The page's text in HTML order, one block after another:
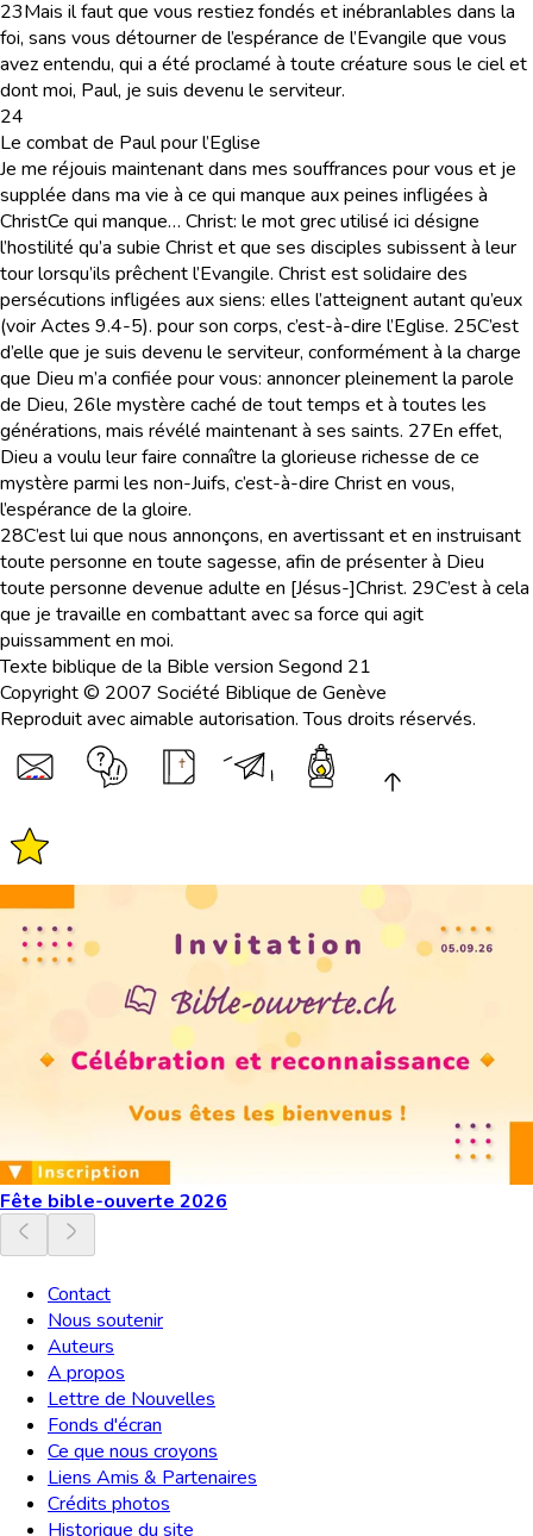
23Mais il faut que vous restiez fondés et inébranlables dans la
foi, sans vous détourner de l’espérance de l’Evangile que vous
avez entendu, qui a été proclamé à toute créature sous le ciel et
dont moi, Paul, je suis devenu le serviteur.
24
Le combat de Paul pour l’Eglise
Je me réjouis maintenant dans mes souffrances pour vous et je
supplée dans ma vie à ce qui manque aux peines infligées à
ChristCe qui manque… Christ: le mot grec utilisé ici désigne
l’hostilité qu’a subie Christ et que ses disciples subissent à leur
tour lorsqu’ils prêchent l’Evangile. Christ est solidaire des
persécutions infligées aux siens: elles l’atteignent autant qu’eux
(voir Actes 9.4-5). pour son corps, c’est-à-dire l’Eglise. 25C’est
d’elle que je suis devenu le serviteur, conformément à la charge
que Dieu m’a confiée pour vous: annoncer pleinement la parole
de Dieu, 26le mystère caché de tout temps et à toutes les
générations, mais révélé maintenant à ses saints. 27En effet,
Dieu a voulu leur faire connaître la glorieuse richesse de ce
mystère parmi les non-Juifs, c’est-à-dire Christ en vous,
l’espérance de la gloire.
28C’est lui que nous annonçons, en avertissant et en instruisant
toute personne en toute sagesse, afin de présenter à Dieu
toute personne devenue adulte en [Jésus-]Christ. 29C’est à cela
que je travaille en combattant avec sa force qui agit
puissamment en moi.
Texte biblique de la Bible version Segond 21
Copyright © 2007 Société Biblique de Genève
Reproduit avec aimable autorisation. Tous droits réservés.
Fête bible-ouverte 2026
Contact
Nous soutenir
Auteurs
A propos
Lettre de Nouvelles
Fonds d'écran
Ce que nous croyons
Liens Amis & Partenaires
Crédits photos
Historique du site